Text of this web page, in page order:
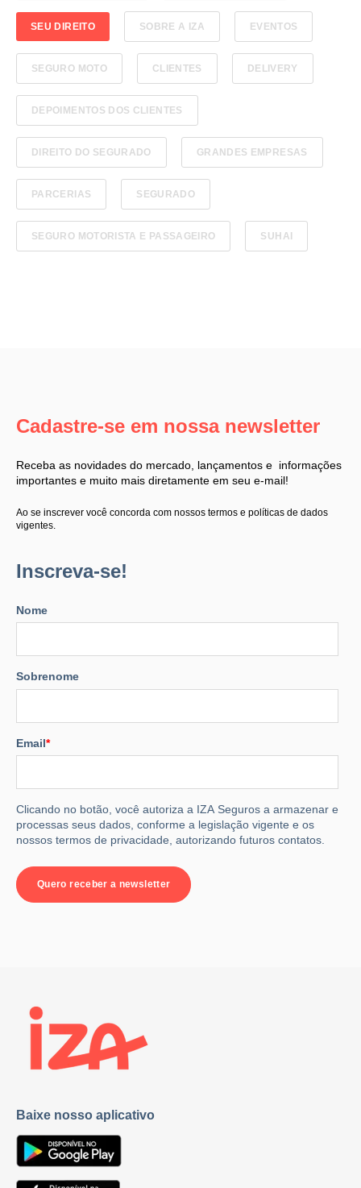
SEU DIREITO SOBRE A IZA EVENTOS
SEGURO MOTO CLIENTES DELIVERY
DEPOIMENTOS DOS CLIENTES
DIREITO DO SEGURADO GRANDES EMPRESAS
PARCERIAS SEGURADO
SEGURO MOTORISTA E PASSAGEIRO SUHAI
Cadastre-se em nossa newsletter
Receba as novidades do mercado, lançamentos e informações
importantes e muito mais diretamente em seu e-mail!
Ao se inscrever você concorda com nossos termos e políticas de dados
vigentes.
Inscreva-se!
Nome
Sobrenome
Email*
Clicando no botão, você autoriza a IZA Seguros a armazenar e
processas seus dados, conforme a legislação vigente e os
nossos termos de privacidade, autorizando futuros contatos.
Baixe nosso aplicativo